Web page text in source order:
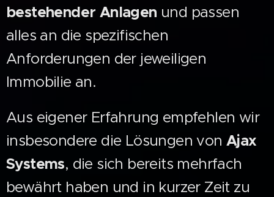
bestehender Anlagen und passen
alles an die spezifischen
Anforderungen der jeweiligen
Immobilie an.
Aus eigener Erfahrung empfehlen wir
insbesondere die Lösungen von Ajax
Systems, die sich bereits mehrfach
bewährt haben und in kurzer Zeit zu